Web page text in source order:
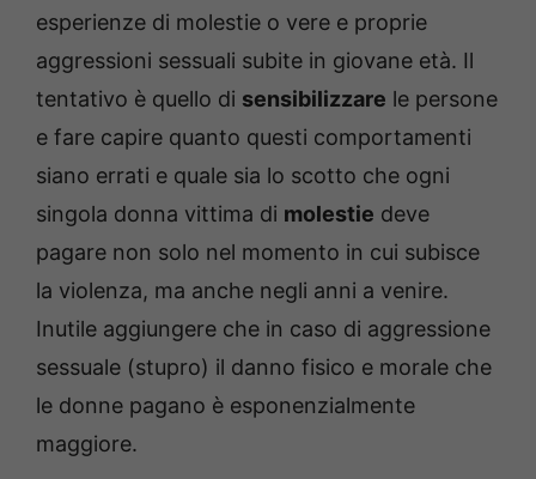
esperienze di molestie o vere e proprie
aggressioni sessuali subite in giovane età. Il
tentativo è quello di sensibilizzare le persone
e fare capire quanto questi comportamenti
siano errati e quale sia lo scotto che ogni
singola donna vittima di molestie deve
pagare non solo nel momento in cui subisce
la violenza, ma anche negli anni a venire.
Inutile aggiungere che in caso di aggressione
sessuale (stupro) il danno fisico e morale che
le donne pagano è esponenzialmente
maggiore.